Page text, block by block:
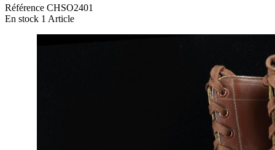
Référence CHSO2401
En stock 1 Article